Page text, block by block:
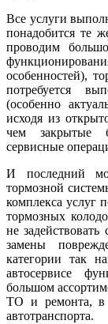
Все услуги
понадобится те
проводим
особенностей),
потребуется
(особенно
исходя из
чем закрытые
сервисные
И последний
тормозной
комплекса услуг
тормозных
не задействовать
замены
категории так
автосервисе
большом
ТО и ремонта, в
автотранспорта.